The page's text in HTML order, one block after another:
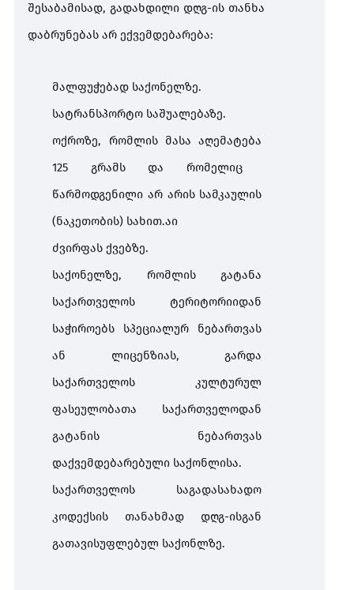
შესაბამისად, გადახდილი დღგ-ის თანხა
დაბრუნებას არ ექვემდებარება:
მალფუჭებად საქონელზე.
სატრანსპორტო საშუალებაზე.
ოქროზე, რომლის მასა აღემატება
125 გრამს და
რომელიც
წარმოდგენილი არ არის სამკაულის
(ნაკეთობის) სახით.აი
ძვირფას ქვებზე.
საქონელზე, რომლის
გატანა
საქართველოს
ტერიტორიიდან
საჭიროებს
სპეციალურ
ნებართვას
ან
ლიცენზიას, გარდა
საქართველოს
კულტურულ
ფასეულობათა
საქართველოდან
გატანის
ნებართვას
დაქვემდებარებული საქონლისა.
საქართველოს
საგადასახადო
კოდექსის თანახმად დღგ-ისგან
გათავისუფლებულ საქონლზე.